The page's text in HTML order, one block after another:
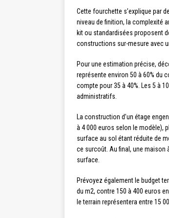
Cette fourchette s’explique par
niveau de finition, la complexité
kit ou standardisées proposent
constructions sur-mesure avec
Pour une estimation précise,
représente environ 50 à 60% du
compte pour 35 à 40%. Les 5 à
administratifs.
La construction d’un étage
à 4 000 euros selon le modèle),
surface au sol étant réduite de
ce surcoût. Au final, une maison
surface.
Prévoyez également le budget
du m2, contre 150 à 400 euros
le terrain représentera entre 15